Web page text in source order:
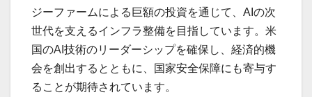
ジーファームによる巨額の投資を通じて、AIの次
世代を支えるインフラ整備を目指しています。米
国のAI技術のリーダーシップを確保し、経済的機
会を創出するとともに、国家安全保障にも寄与す
ることが期待されています。